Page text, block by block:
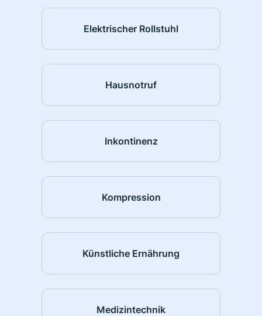
Elektrischer Rollstuhl
Hausnotruf
Inkontinenz
Kompression
Künstliche Ernährung
Medizintechnik